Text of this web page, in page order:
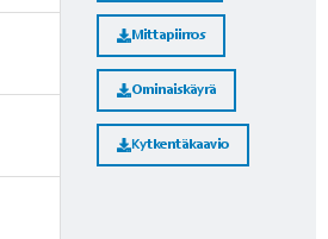
Mittapiirros
Ominaiskäyrä
Kytkentäkaavio